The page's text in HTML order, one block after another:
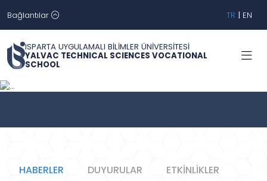
Bağlantılar TR | EN
ISPARTA UYGULAMALI BİLİMLER ÜNİVERSİTESİ
YALVAC TECHNICAL SCIENCES VOCATIONAL
SCHOOL
Geri İleri
HABERLER DUYURULAR
ETKİNLİKLER